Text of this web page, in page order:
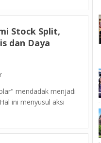
Stock Split,
dan Daya
mendadak menjadi
ini menyusul aksi